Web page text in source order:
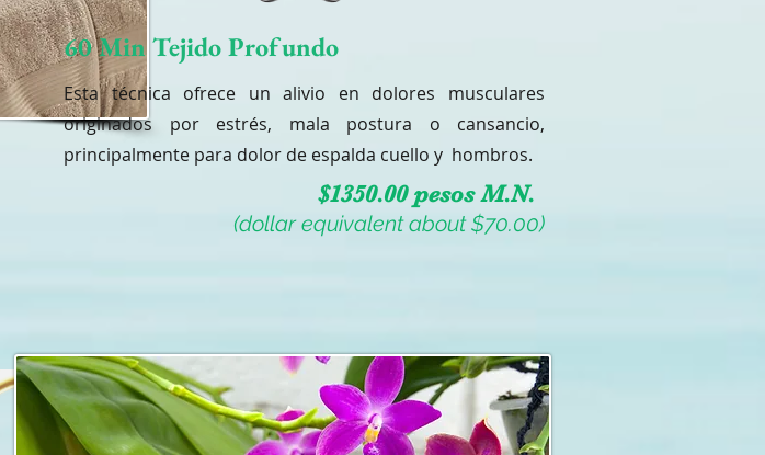
60 Min Tejido Profundo
Esta técnica ofrece un alivio en dolores musculares
originados por estrés, mala postura o cansancio,
principalmente para dolor de espalda cuello y hombros.
$1350.00 pesos M.N.
(dollar equivalent about $70.00)